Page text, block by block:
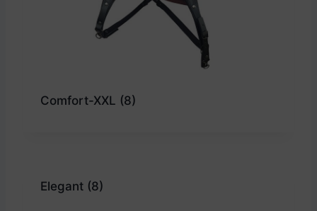
Comfort-XXL (8)
Elegant (8)